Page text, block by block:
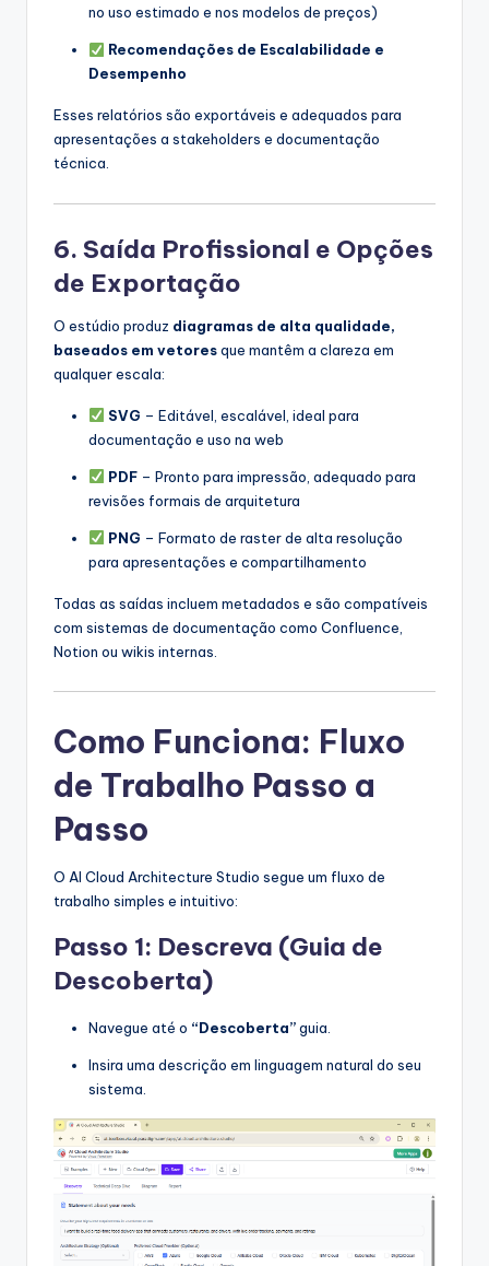
no uso estimado e nos modelos de preços)
Recomendações de Escalabilidade e
Desempenho
Esses relatórios são exportáveis e adequados para
apresentações a stakeholders e documentação
técnica.
6. Saída Profissional e Opções
de Exportação
O estúdio produz diagramas de alta qualidade,
baseados em vetoresque mantêm a clareza em
qualquer escala:
SVG – Editável, escalável, ideal para
documentação e uso na web
PDF– Pronto para impressão, adequado para
revisões formais de arquitetura
PNG – Formato de raster de alta resolução
para apresentações e compartilhamento
Todas as saídas incluem metadados e são compatíveis
com sistemas de documentação como Confluence,
Notion ou wikis internas.
Como Funciona: Fluxo
de Trabalho Passo a
Passo
O AI Cloud Architecture Studio segue um fluxo de
trabalho simples e intuitivo:
Passo 1: Descreva (Guia de
Descoberta)
Navegue até o “Descoberta”guia.
Insira uma descrição em linguagem natural do seu
sistema.